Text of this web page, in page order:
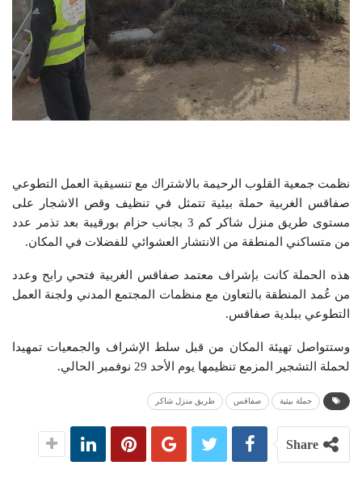
نظمت جمعية القلوب الرحيمة بالاشتراك مع تنسيقية العمل التطوعي
صفاقس الغربية حملة بيئية تتمثل في تنظيف وقص الاشجار على
مستوى طريق منزل شاكر كم 3 بجانب حزام بورقيبة بعد تذمر عدد
من متساكني المنطقة من الانتشار العشوائي للفضلات في المكان.
هذه الحملة كانت بإشراف معتمد صفاقس الغربية فتحي رابح وعدد
من عُمد المنطقة بالتعاون مع منظمات المجتمع المدني ولجنة العمل
التطوعي ببلدية صفاقس.
وستتواصل تهيئة المكان من قبل سلط الإشراف والجمعيات تمهيدا
لحملة التشجير المزمع تنظيمها يوم الأحد 29 نوفمبر الحالي.
حملة بيئية صفاقس طريق منزل شاكر
Share